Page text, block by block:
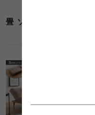
畳 ソファ ベッドのレビ
Biski
ド
け